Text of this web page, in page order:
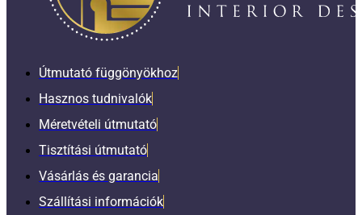
Útmutató függönyökhoz
Hasznos tudnivalók
Méretvételi útmutató
Tisztítási útmutató
Vásárlás és garancia
Szállítási információk